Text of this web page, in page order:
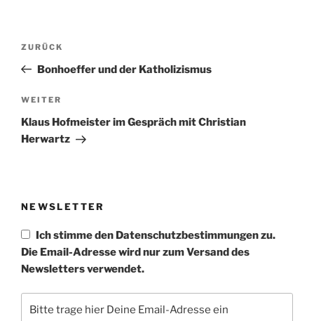
Beitragsnavigation
Vorheriger
Beitrag
ZURÜCK
Bonhoeffer und der Katholizismus
Nächster
Beitrag
WEITER
Klaus Hofmeister im Gespräch mit Christian
Herwartz
NEWSLETTER
Ich stimme den Datenschutzbestimmungen zu.
Die Email-Adresse wird nur zum Versand des
Newsletters verwendet.